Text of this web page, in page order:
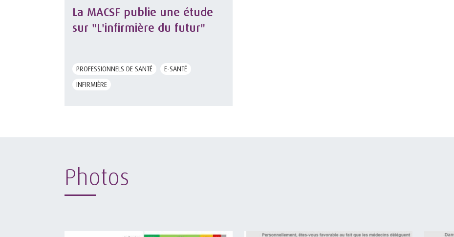
La MACSF publie une étude
sur "L'infirmière du futur"
PROFESSIONNELS DE SANTÉ
E-SANTÉ
INFIRMIÈRE
Photos